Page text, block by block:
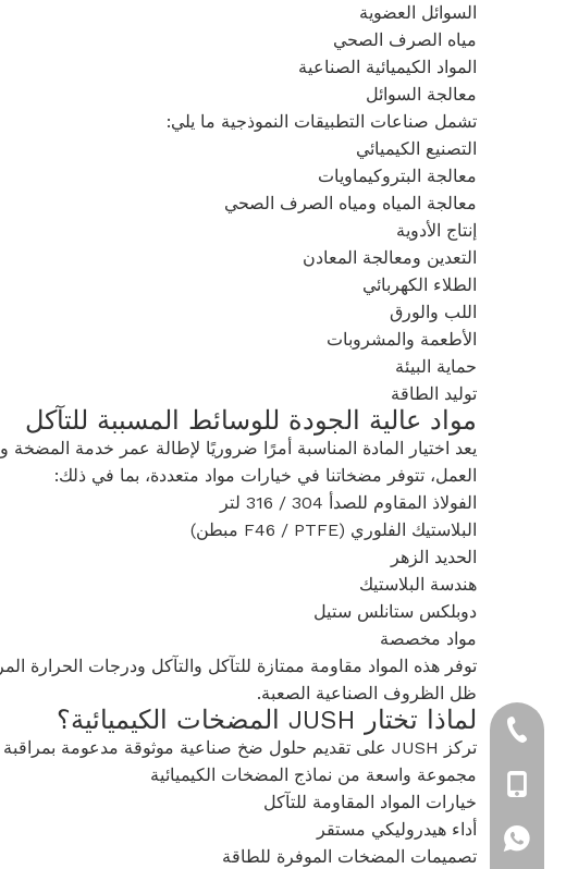
السوائل العضوية
مياه الصرف الصحي
المواد الكيميائية الصناعية
معالجة السوائل
تشمل صناعات التطبيقات النموذجية ما يلي:
التصنيع الكيميائي
معالجة البتروكيماويات
معالجة المياه ومياه الصرف الصحي
إنتاج الأدوية
التعدين ومعالجة المعادن
الطلاء الكهربائي
اللب والورق
الأطعمة والمشروبات
حماية البيئة
توليد الطاقة
مواد عالية الجودة للوسائط المسببة للتآكل
يعد اختيار المادة المناسبة أمرًا ضروريًا لإطالة عمر خدمة
العمل، تتوفر مضخاتنا في خيارات مواد متعددة، بما في ذلك:
الفولاذ المقاوم للصدأ 304 / 316 لتر
البلاستيك الفلوري (F46 / PTFE مبطن)
الحديد الزهر
هندسة البلاستيك
دوبلكس ستانلس ستيل
مواد مخصصة
توفر هذه المواد مقاومة ممتازة للتآكل والتآكل ودرجات الحرارة
ظل الظروف الصناعية الصعبة.
لماذا تختار JUSH المضخات الكيميائية؟
تركز JUSH على تقديم حلول ضخ صناعية موثوقة مدعومة بمراقبة الجودة الصارمة والدعم الهندسي الاحترافي. تشمل مزايانا ما يلي:
مجموعة واسعة من نماذج المضخات الكيميائية
خيارات المواد المقاومة للتآكل
أداء هيدروليكي مستقر
تصميمات المضخات الموفرة للطاقة
+86-21-
+86-
+86-